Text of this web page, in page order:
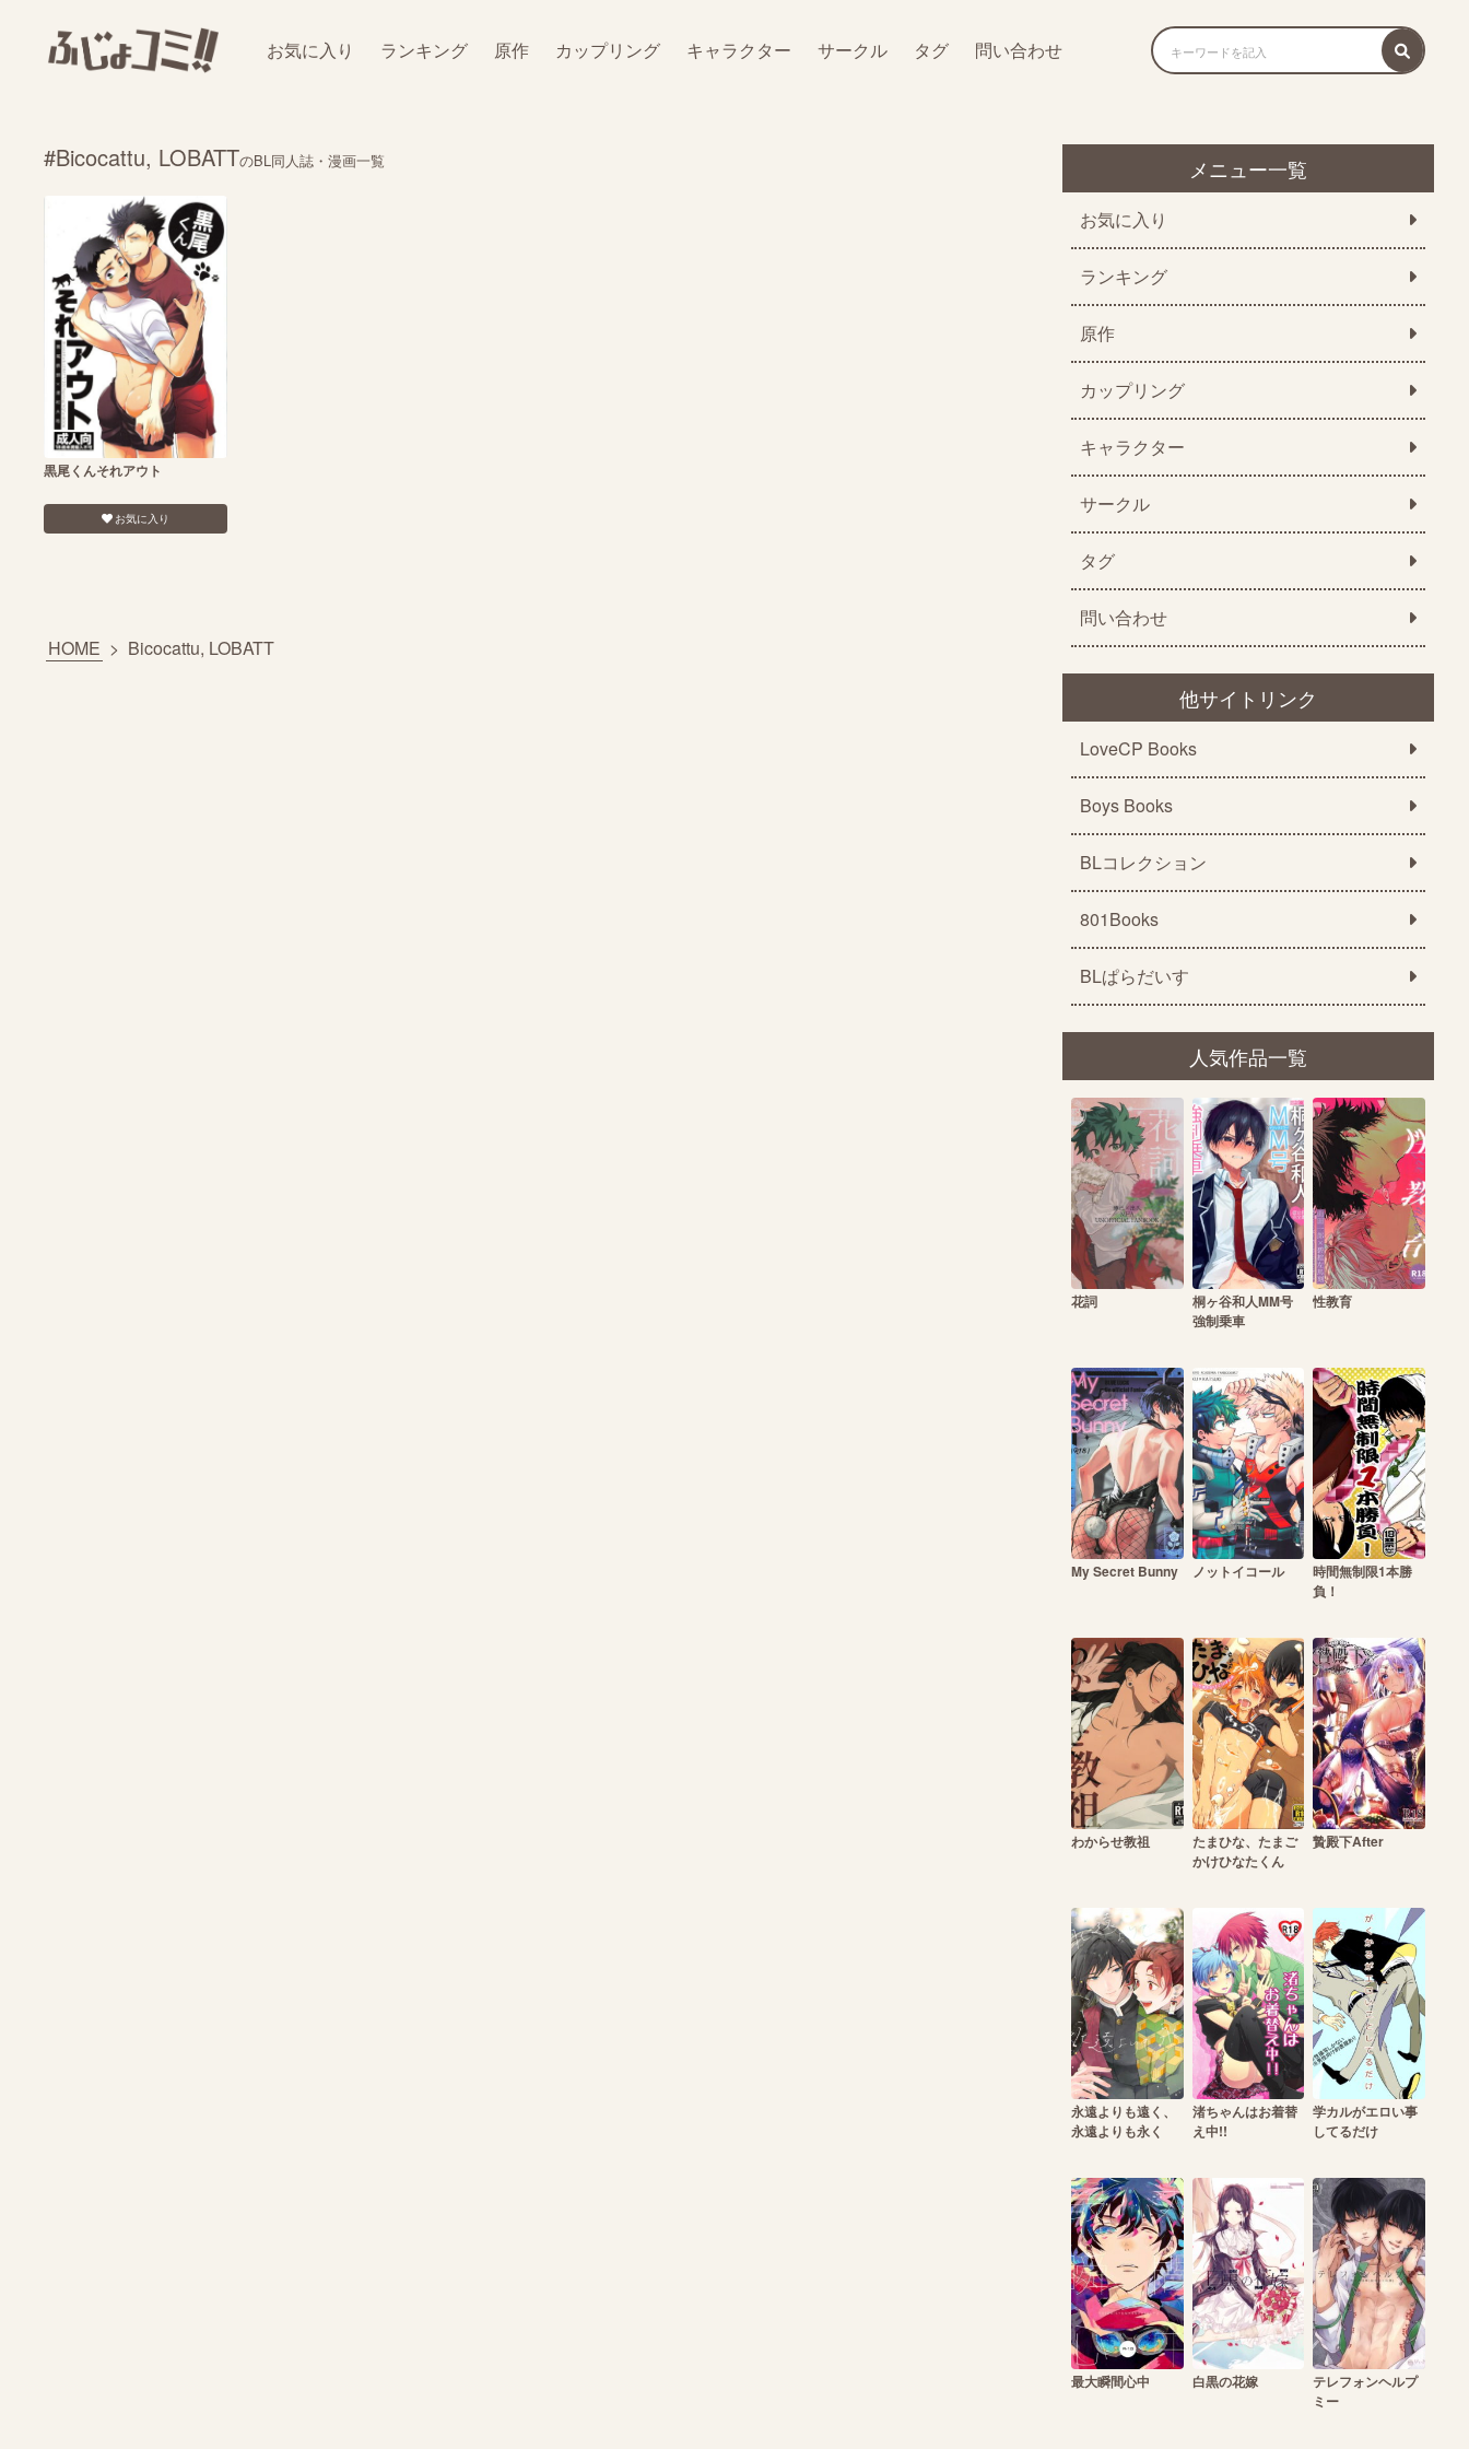
お気に入り ランキング 原作 カップリング キャラクター サークル タグ 問い合わせ
#Bicocattu, LOBATTのBL同人誌・漫画一覧
黒尾くんそれアウト
お気に入り
HOME > Bicocattu, LOBATT
メニュー一覧
お気に入り
ランキング
原作
カップリング
キャラクター
サークル
タグ
問い合わせ
他サイトリンク
LoveCP Books
Boys Books
BLコレクション
801Books
BLぱらだいす
人気作品一覧
花詞
桐ヶ谷和人MM号
強制乗車
性教育
My Secret Bunny ノットイコール
時間無制限1本勝
負！
わからせ教祖
たまひな、たまご
かけひなたくん
贄殿下After
永遠よりも遠く、
永遠よりも永く
渚ちゃんはお着替
え中!!
学カルがエロい事
してるだけ
最大瞬間心中 白黒の花嫁
テレフォンヘルプ
ミー